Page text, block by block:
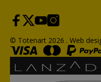
© Totenart 2026 . Web